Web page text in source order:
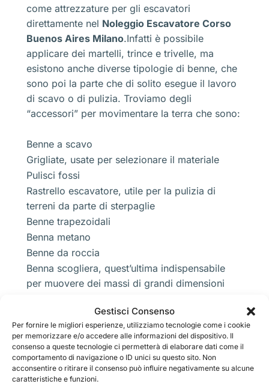
Gestisci Consenso
Per fornire le migliori esperienze, utilizziamo tecnologie come i cookie
per memorizzare e/o accedere alle informazioni del dispositivo. Il
consenso a queste tecnologie ci permetterà di elaborare dati come il
comportamento di navigazione o ID unici su questo sito. Non
acconsentire o ritirare il consenso può influire negativamente su alcune
caratteristiche e funzioni.
come attrezzature per gli escavatori
direttamente nel Noleggio Escavatore Corso
Buenos Aires Milano.Infatti è possibile
applicare dei martelli, trince e trivelle, ma
esistono anche diverse tipologie di benne, che
sono poi la parte che di solito esegue il lavoro
di scavo o di pulizia. Troviamo degli
“accessori” per movimentare la terra che sono:
Benne a scavo
Grigliate, usate per selezionare il materiale
Pulisci fossi
Rastrello escavatore, utile per la pulizia di
terreni da parte di sterpaglie
Benne trapezoidali
Benna metano
Benne da roccia
Benna scogliera, quest’ultima indispensabile
per muovere dei massi di grandi dimensioni
Ovviamente potete sempre avere un
chiarimento sulle funzioni di queste
attrezzature direttamente da parte della ditta di
Noleggio Escavatore Corso Buenos Aires
Milano, magari troverete anche dei supporti e